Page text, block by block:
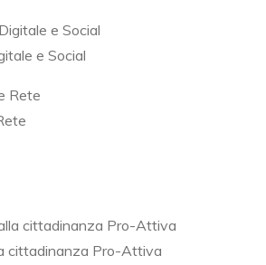
e Social
cittadinanza Pro-Attiva